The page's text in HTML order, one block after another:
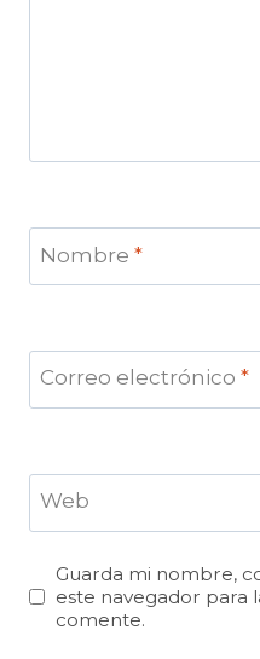
Nombre *
Correo electrónico *
Web
Guarda mi nombre,
este navegador para
comente.